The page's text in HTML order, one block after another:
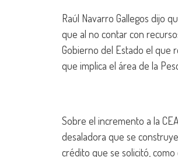
Raúl Navarro Gallegos dijo
que al no contar con
Gobierno del Estado el que
que implica el área de la
Sobre el incremento a la
desaladora que se
crédito que se solicitó,